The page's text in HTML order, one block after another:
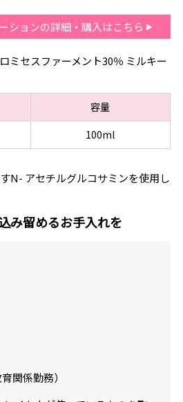
ションの詳細・購入はこちら
ミセスファーメント30％ ミルキー
容量
100ml
N- アセチルグルコサミンを使用し
み留めるお手入れを
関係勤務）